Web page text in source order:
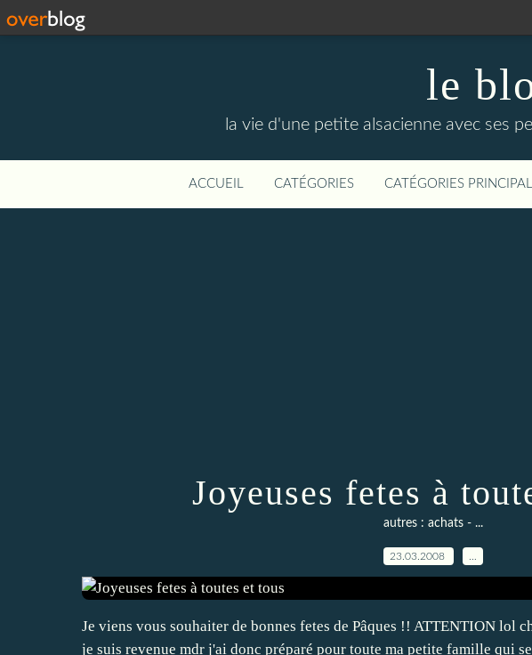
le
la vie d'une petite alsacienne avec ses
ACCUEIL CATÉGORIES CATÉGORIES
Joyeuses fetes à
autres : achats - ...
23.03.2008
Je viens vous souhaiter de bonnes fetes de Pâques !! ATTENTION lol
je suis revenue mdr j'ai donc préparé pour toute ma petite famille qui